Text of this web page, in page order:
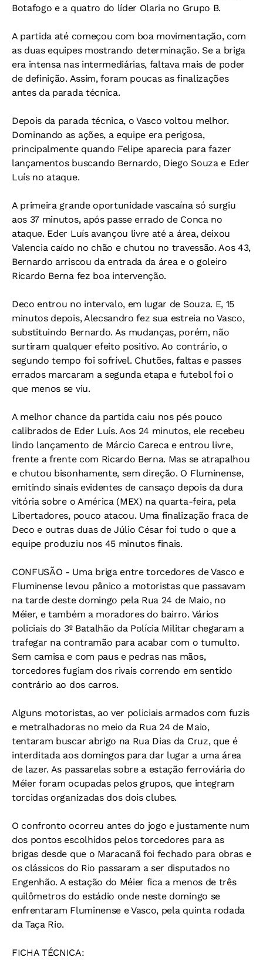
Botafogo e a quatro do líder Olaria no Grupo B.
A partida até começou com boa movimentação, com
as duas equipes mostrando determinação. Se a briga
era intensa nas intermediárias, faltava mais de poder
de definição. Assim, foram poucas as finalizações
antes da parada técnica.
Depois da parada técnica, o Vasco voltou melhor.
Dominando as ações, a equipe era perigosa,
principalmente quando Felipe aparecia para fazer
lançamentos buscando Bernardo, Diego Souza e Eder
Luís no ataque.
A primeira grande oportunidade vascaína só surgiu
aos 37 minutos, após passe errado de Conca no
ataque. Eder Luís avançou livre até a área, deixou
Valencia caído no chão e chutou no travessão. Aos 43,
Bernardo arriscou da entrada da área e o goleiro
Ricardo Berna fez boa intervenção.
Deco entrou no intervalo, em lugar de Souza. E, 15
minutos depois, Alecsandro fez sua estreia no Vasco,
substituindo Bernardo. As mudanças, porém, não
surtiram qualquer efeito positivo. Ao contrário, o
segundo tempo foi sofrível. Chutões, faltas e passes
errados marcaram a segunda etapa e futebol foi o
que menos se viu.
A melhor chance da partida caiu nos pés pouco
calibrados de Eder Luís. Aos 24 minutos, ele recebeu
lindo lançamento de Márcio Careca e entrou livre,
frente a frente com Ricardo Berna. Mas se atrapalhou
e chutou bisonhamente, sem direção. O Fluminense,
emitindo sinais evidentes de cansaço depois da dura
vitória sobre o América (MEX) na quarta-feira, pela
Libertadores, pouco atacou. Uma finalização fraca de
Deco e outras duas de Júlio César foi tudo o que a
equipe produziu nos 45 minutos finais.
CONFUSÃO - Uma briga entre torcedores de Vasco e
Fluminense levou pânico a motoristas que passavam
na tarde deste domingo pela Rua 24 de Maio, no
Méier, e também a moradores do bairro. Vários
policiais do 3º Batalhão da Polícia Militar chegaram a
trafegar na contramão para acabar com o tumulto.
Sem camisa e com paus e pedras nas mãos,
torcedores fugiam dos rivais correndo em sentido
contrário ao dos carros.
Alguns motoristas, ao ver policiais armados com fuzis
e metralhadoras no meio da Rua 24 de Maio,
tentaram buscar abrigo na Rua Dias da Cruz, que é
interditada aos domingos para dar lugar a uma área
de lazer. As passarelas sobre a estação ferroviária do
Méier foram ocupadas pelos grupos, que integram
torcidas organizadas dos dois clubes.
O confronto ocorreu antes do jogo e justamente num
dos pontos escolhidos pelos torcedores para as
brigas desde que o Maracanã foi fechado para obras e
os clássicos do Rio passaram a ser disputados no
Engenhão. A estação do Méier fica a menos de três
quilômetros do estádio onde neste domingo se
enfrentaram Fluminense e Vasco, pela quinta rodada
da Taça Rio.
FICHA TÉCNICA: